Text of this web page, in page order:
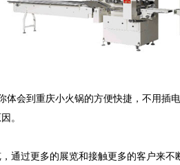
会到重庆小火锅的方便快捷，不用
。
通过更多的展览和接触更多的客户来